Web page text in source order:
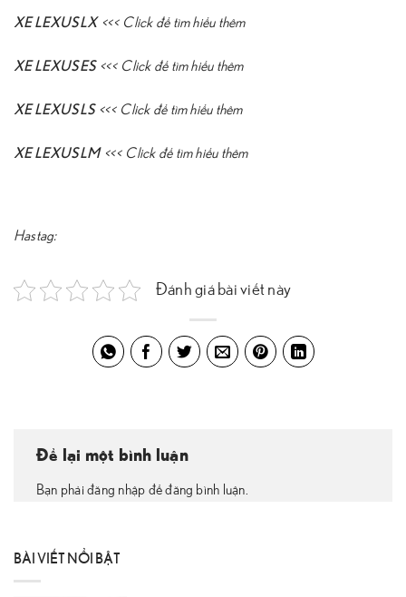
XE LEXUS LX <<< Click để tìm hiểu thêm
XE LEXUS ES <<< Click để tìm hiểu thêm
XE LEXUS LS <<< Click để tìm hiểu thêm
XE LEXUS LM <<< Click để tìm hiểu thêm
Hastag:
Đánh giá bài viết này
Để lại một bình luận
Bạn phải đăng nhập để đăng bình luận.
BÀI VIẾT NỔI BẬT